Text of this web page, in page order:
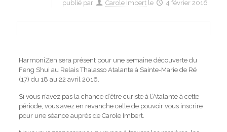
publié par Carole Imbert le 4 février 2016
HarmoniZen sera présent pour une semaine découverte du
Feng Shui au Relais Thalasso Atalante à Sainte-Marie de Ré
(17) du 18 au 22 avril 2016.
Si vous n’avez pas la chance d’être curiste à l’Atalante à cette
période, vous avez en revanche celle de pouvoir vous inscrire
pour une séance auprès de Carole Imbert.